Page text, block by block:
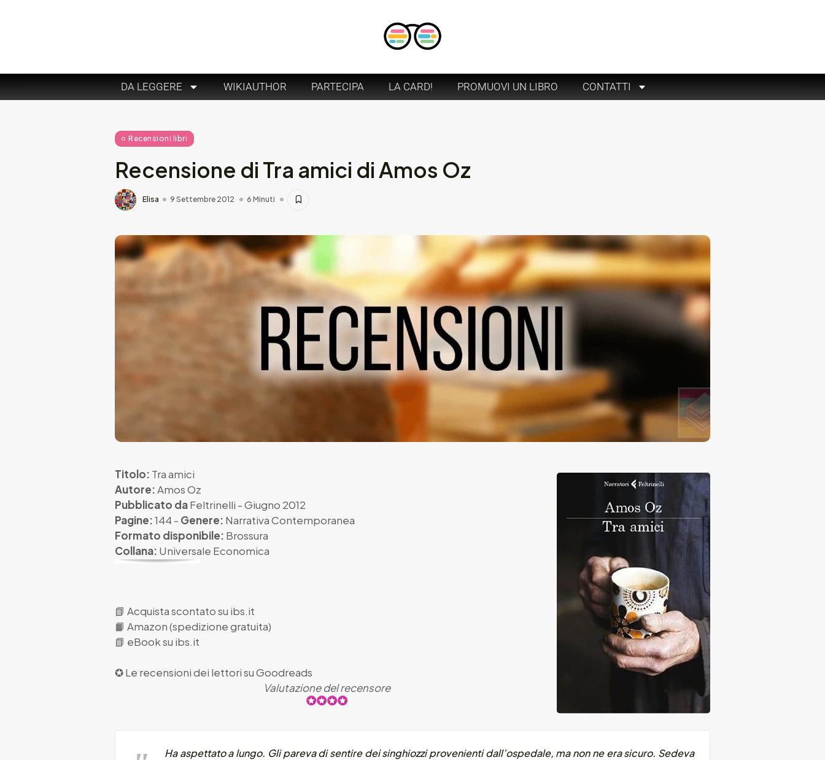
DA LEGGERE WIKIAUTHOR PARTECIPA LA CARD! PROMUOVI UN LIBRO CONTATTI
Recensioni libri
Recensione di Tra amici di Amos Oz
Elisa 9 Settembre 2012 6 Minuti
Titolo: Tra amici
Autore:Amos Oz
Pubblicato daFeltrinelli - Giugno 2012
Pagine:144 - Genere: Narrativa Contemporanea
Formato disponibile: Brossura
Collana: Universale Economica
📗 Acquista scontato su ibs.it
📙 Amazon (spedizione gratuita)
📗 eBook su ibs.it
✪ Le recensioni dei lettori suGoodreads
Valutazione del recensore
Ha aspettato a lungo. Gli pareva di sentire dei singhiozzi provenienti dall’ospedale, ma non ne era sicuro. Sedeva